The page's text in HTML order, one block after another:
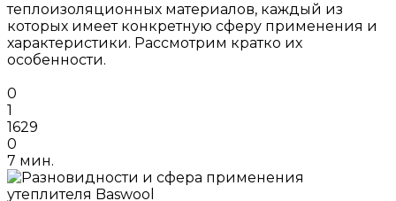
теплоизоляционных материалов, каждый из
которых имеет конкретную сферу применения и
характеристики. Рассмотрим кратко их
особенности.
0
1
1629
0
7 мин.